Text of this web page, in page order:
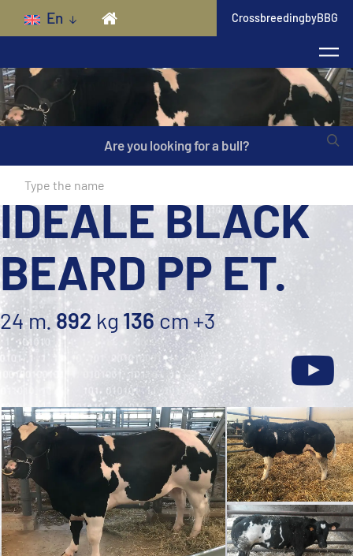
Skip to main content
En CrossbreedingbyBBG
Are you looking for a bull?
IDEALE BLACK
BEARD PP ET.
24 m. 892 kg 136cm+3